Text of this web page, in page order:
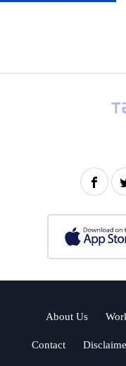
About Us
Contact